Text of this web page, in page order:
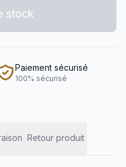
stock
Paiement sécurisé
100% sécurisé
Retour produit